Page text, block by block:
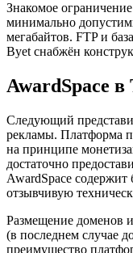
Знакомое
минимально
мегабайтов. FTP и
Byet снабжён
AwardSpace
Следующий
рекламы. Платформа
на принципе
достаточно
AwardSpace содержит
отзывчивую
Размещение доменов
(в последнем случае
преимущество